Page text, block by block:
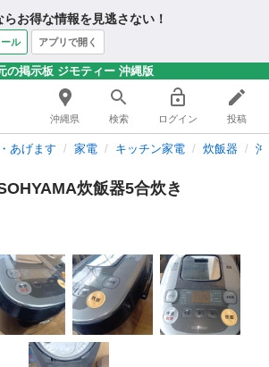
らお得な情報を見逃さない！
ル アプリで開く
の掲示板 ジモティー 沖縄版
沖縄県 検索 ログイン 投稿
あげます 家電 キッチン家電 炊飯器
炊飯器5合炊き